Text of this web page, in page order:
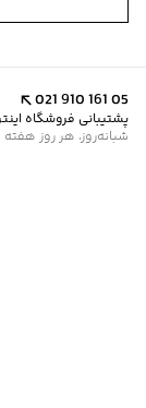
021 910 161 05
پشتیبانی فروشگاه
شبانه‌روز، هر روز هفته